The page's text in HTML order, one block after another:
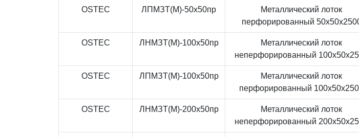
OSTEC ЛПМЗТ(М)-50x50пр
Металлический лоток
перфорированный
OSTEC ЛНМЗТ(М)-100x50пр
Металлический лоток
неперфорированный
OSTEC ЛПМЗТ(М)-100x50пр
Металлический лоток
перфорированный
OSTEC ЛНМЗТ(М)-200x50пр
Металлический лоток
неперфорированный